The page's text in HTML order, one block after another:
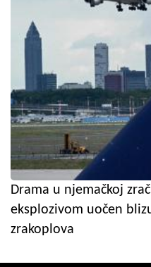
Drama u njemačkoj
eksplozivom uočen
zrakoplova